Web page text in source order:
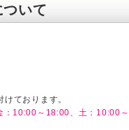
いて
けております。
：10:00～18:00、土：10:00